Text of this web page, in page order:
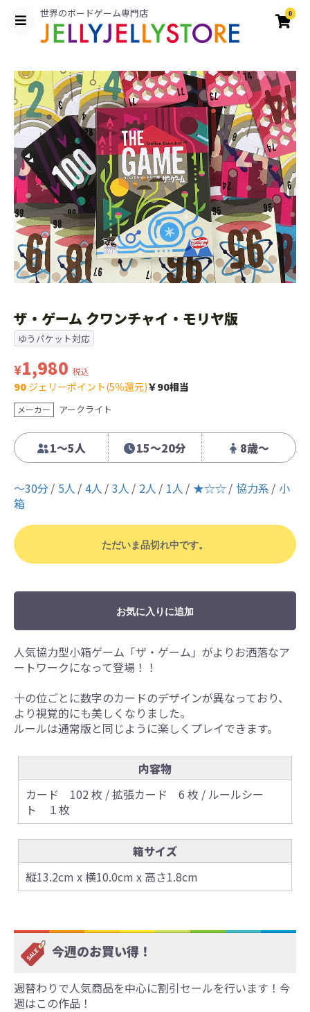
世界のボードゲーム専門店 0
ザ・ゲーム クワンチャイ・モリヤ版
ゆうパケット対応
¥1,980 税込
90 ジェリーポイント(5％還元)￥90相当
メーカー アークライト
1～5人 15～20分 8歳〜
〜30分 5人 4人 3人 2人 1人 ★☆☆ 協力系
小
箱
ただいま品切れ中です。
お気に入りに追加
人気協力型小箱ゲーム「ザ・ゲーム」がよりお洒落なア
ートワークになって登場！！
十の位ごとに数字のカードのデザインが異なっており、
より視覚的にも美しくなりました。
ルールは通常版と同じように楽しくプレイできます。
内容物
カード 102 枚 / 拡張カード 6 枚 / ルールシー
ト １枚
箱サイズ
縦13.2cm x 横10.0cm x 高さ1.8cm
今週のお買い得！
週替わりで人気商品を中心に割引セールを行います！今
週はこの作品！